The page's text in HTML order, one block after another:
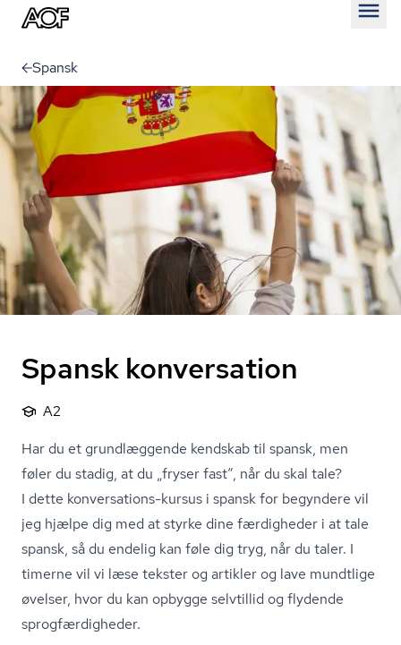
Spansk
Spansk konversation
A2
Har du et grundlæggende kendskab til spansk, men
føler du stadig, at du „fryser fast“, når du skal tale?
I dette konversations-kursus i spansk for begyndere vil
jeg hjælpe dig med at styrke dine færdigheder i at tale
spansk, så du endelig kan føle dig tryg, når du taler. I
timerne vil vi læse tekster og artikler og lave mundtlige
øvelser, hvor du kan opbygge selvtillid og flydende
sprog­fær­dig­he­der.